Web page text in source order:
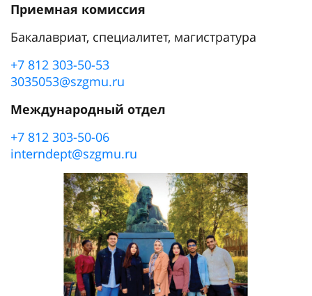
Приемная комиссия
Бакалавриат, специалитет, магистратура
+7 812 303-50-53
3035053@szgmu.ru
Международный отдел
+7 812 303-50-06
interndept@szgmu.ru